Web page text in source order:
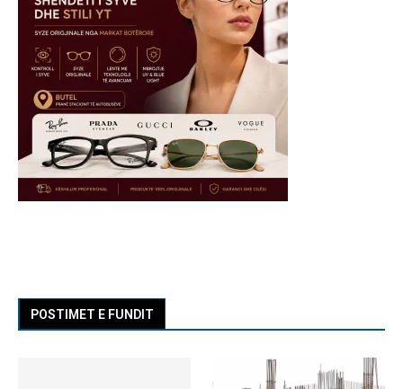
POSTIMET E FUNDIT